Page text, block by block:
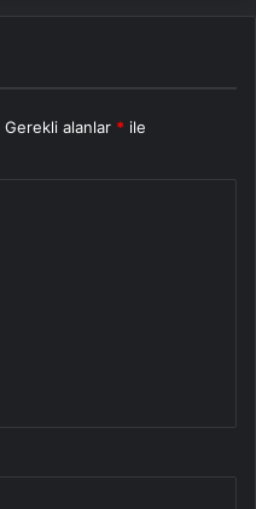
Gerekli alanlar * ile